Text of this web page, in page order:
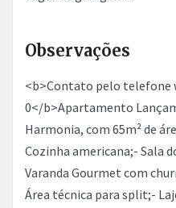
Observações
<b>Contato pelo telefone
0</b>Apartamento
Harmonia, com 65m² de
Cozinha americana;- Sala
Varanda Gourmet com
Área técnica para split;-